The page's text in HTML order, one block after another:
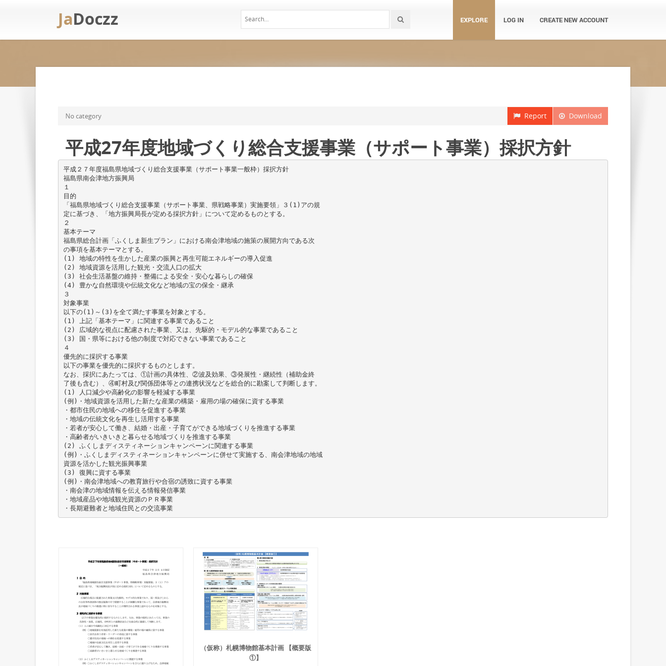
JaDoczz EXPLORE LOG IN CREATE NEW ACCOUNT
Download
Report
No category
平成27年度地域づくり総合支援事業（サポート事業）採択方針
平成２７年度福島県地域づくり総合支援事業（サポート事業一般枠）採択方針
福島県南会津地方振興局
１
目的
「福島県地域づくり総合支援事業（サポート事業、県戦略事業）実施要領」３(1)アの規
定に基づき、「地方振興局長が定める採択方針」について定めるものとする。
２
基本テーマ
福島県総合計画「ふくしま新生プラン」における南会津地域の施策の展開方向である次
の事項を基本テーマとする。
(1) 地域の特性を生かした産業の振興と再生可能エネルギーの導入促進
(2) 地域資源を活用した観光・交流人口の拡大
(3) 社会生活基盤の維持・整備による安全・安心な暮らしの確保
(4) 豊かな自然環境や伝統文化など地域の宝の保全・継承
３
対象事業
以下の(1)～(3)を全て満たす事業を対象とする。
(1) 上記「基本テーマ」に関連する事業であること
(2) 広域的な視点に配慮された事業、又は、先駆的・モデル的な事業であること
(3) 国・県等における他の制度で対応できない事業であること
４
優先的に採択する事業
以下の事業を優先的に採択するものとします。
なお、採択にあたっては、①計画の具体性、②波及効果、③発展性・継続性（補助金終
了後も含む）、④町村及び関係団体等との連携状況などを総合的に勘案して判断します。
(1) 人口減少や高齢化の影響を軽減する事業
(例)・地域資源を活用した新たな産業の構築・雇用の場の確保に資する事業
・都市住民の地域への移住を促進する事業
・地域の伝統文化を再生し活用する事業
・若者が安心して働き、結婚・出産・子育てができる地域づくりを推進する事業
・高齢者がいきいきと暮らせる地域づくりを推進する事業
(2) ふくしまディスティネーションキャンペーンに関連する事業
(例)・ふくしまディスティネーションキャンペーンに併せて実施する、南会津地域の地域
資源を活かした観光振興事業
(3) 復興に資する事業
(例)・南会津地域への教育旅行や合宿の誘致に資する事業
・南会津の地域情報を伝える情報発信事業
・地域産品や地域観光資源のＰＲ事業
（仮称）札幌博物館基本計画 【概要版
①】